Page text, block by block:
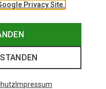
Privacy Site.
Impressum